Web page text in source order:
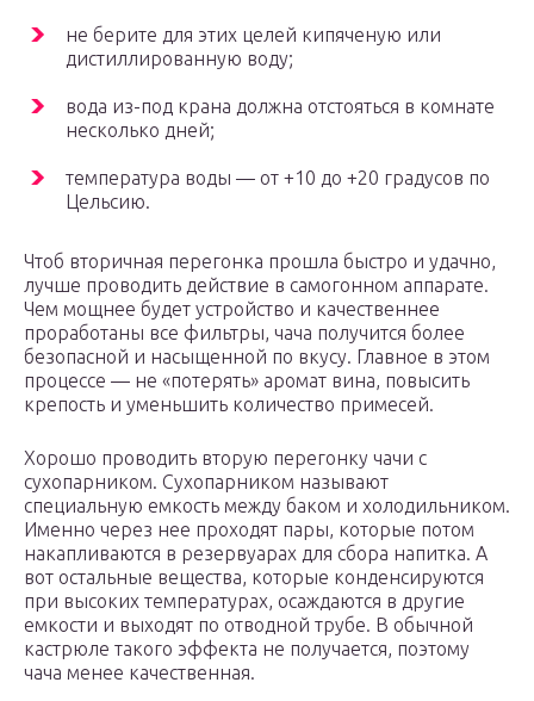
не берите для этих целей кипяченую или
дистиллированную воду;
вода из-под крана должна отстояться в комнате
несколько дней;
температура воды — от +10 до +20 градусов по
Цельсию.
Чтоб вторичная перегонка прошла быстро и удачно,
лучше проводить действие в самогонном аппарате.
Чем мощнее будет устройство и качественнее
проработаны все фильтры, чача получится более
безопасной и насыщенной по вкусу. Главное в этом
процессе — не «потерять» аромат вина, повысить
крепость и уменьшить количество примесей.
Хорошо проводить вторую перегонку чачи с
сухопарником. Сухопарником называют
специальную емкость между баком и холодильником.
Именно через нее проходят пары, которые потом
накапливаются в резервуарах для сбора напитка. А
вот остальные вещества, которые конденсируются
при высоких температурах, осаждаются в другие
емкости и выходят по отводной трубе. В обычной
кастрюле такого эффекта не получается, поэтому
чача менее качественная.